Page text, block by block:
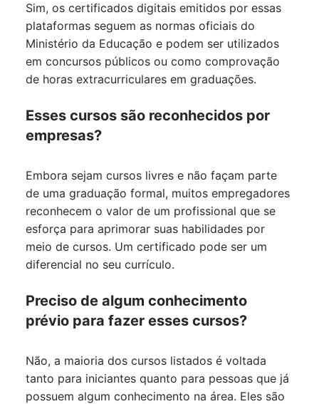
Sim, os certificados digitais emitidos por essas
plataformas seguem as normas oficiais do
Ministério da Educação e podem ser utilizados
em concursos públicos ou como comprovação
de horas extracurriculares em graduações.
Esses cursos são reconhecidos por
empresas?
Embora sejam cursos livres e não façam parte
de uma graduação formal, muitos empregadores
reconhecem o valor de um profissional que se
esforça para aprimorar suas habilidades por
meio de cursos. Um certificado pode ser um
diferencial no seu currículo.
Preciso de algum conhecimento
prévio para fazer esses cursos?
Não, a maioria dos cursos listados é voltada
tanto para iniciantes quanto para pessoas que já
possuem algum conhecimento na área. Eles são